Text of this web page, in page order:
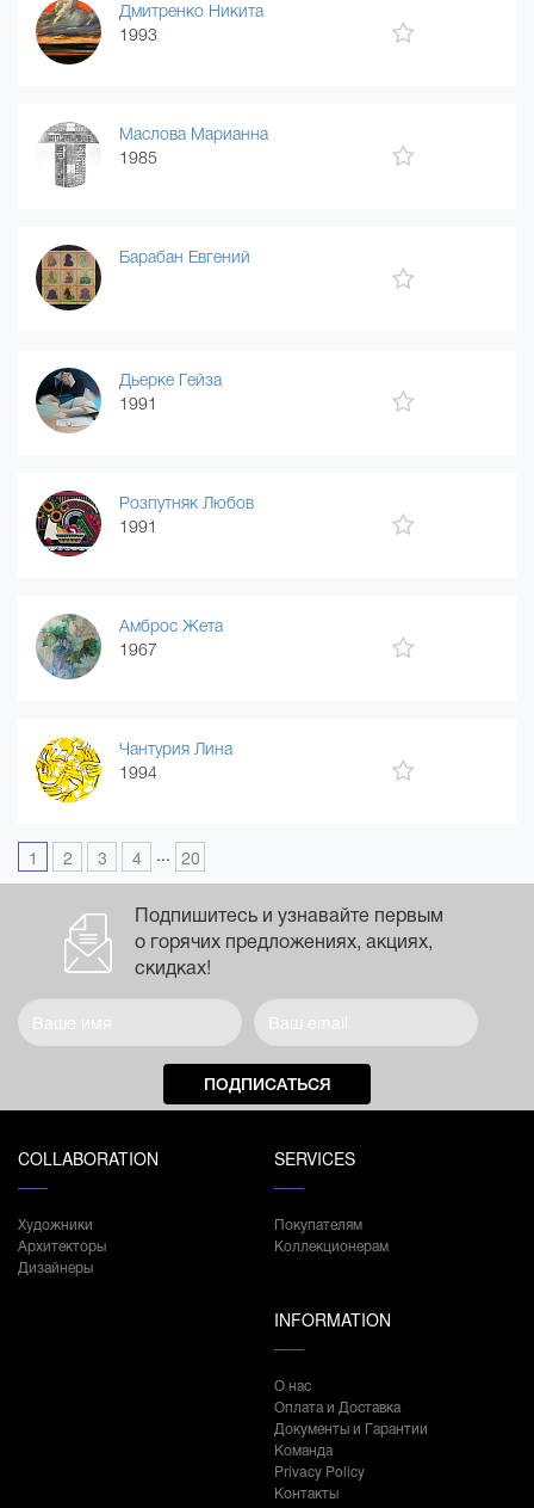
Дмитренко Никита
1993
Маслова Марианна
1985
Барабан Евгений
Дьерке Гейза
1991
Розпутняк Любов
1991
Амброс Жета
1967
Чантурия Лина
1994
1 2 3 4 ... 20
Подпишитесь и узнавайте первым
о горячих предложениях, акциях,
скидках!
ПОДПИСАТЬСЯ
COLLABORATION
Художники
Архитекторы
Дизайнеры
SERVICES
Покупателям
Коллекционерам
INFORMATION
О нас
Оплата и Доставка
Документы и Гарантии
Команда
Privacy Policy
Контакты